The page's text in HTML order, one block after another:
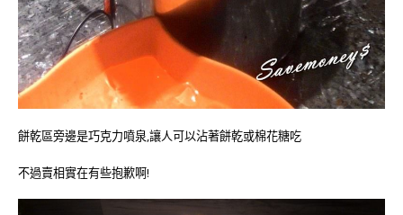
餅乾區旁邊是巧克力噴泉,讓人可以沾著餅乾或棉花糖吃
不過賣相實在有些抱歉啊!